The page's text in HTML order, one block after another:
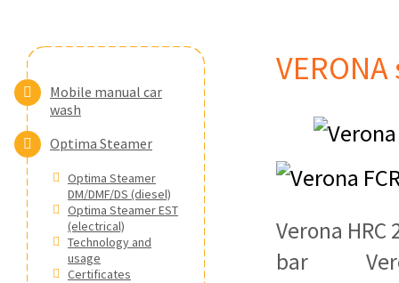
Verona
bar
Mobile manual car
wash
Optima Steamer
Optima Steamer
DM/DMF/DS (diesel)
Optima Steamer EST
(electrical)
Technology and
usage
Certificates